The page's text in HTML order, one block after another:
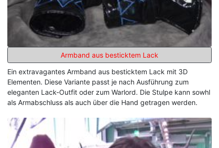
Armband aus besticktem Lack
Ein extravagantes Armband aus besticktem Lack mit 3D
Elementen. Diese Variante passt je nach Ausführung zum
eleganten Lack-Outfit oder zum Warlord. Die Stulpe kann sowhl
als Armabschluss als auch über die Hand getragen werden.